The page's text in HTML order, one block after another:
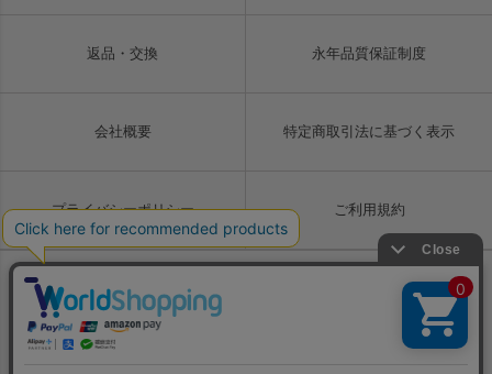
返品・交換 永年品質保証制度
会社概要 特定商取引法に基づく表示
プライバシーポリシー ご利用規約
Copyright © LIUGOO Co., Ltd. All rights reserved.